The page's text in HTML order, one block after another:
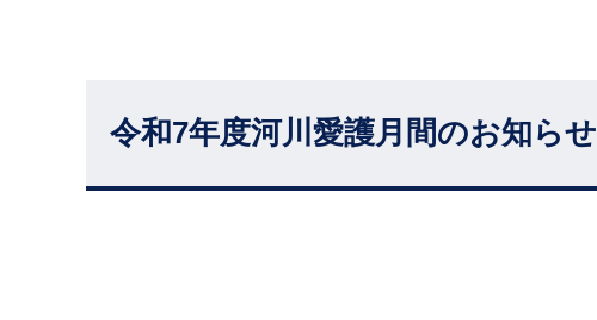
令和7年度河川愛護月間のお知らせ